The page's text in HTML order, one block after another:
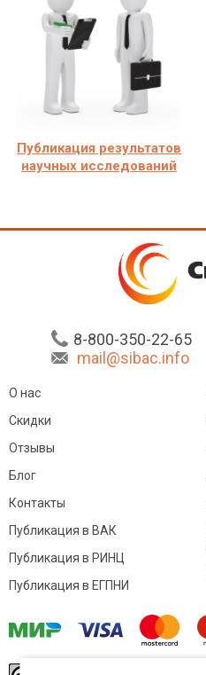
Публикация результатов
научных исследований
8-800-350-22-65
mail@sibac.info
О нас
Скидки
Отзывы
Блог
Контакты
Публикация в ВАК
Публикация в РИНЦ
Публикация в ЕГПНИ